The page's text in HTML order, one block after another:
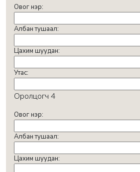
Овог нэр:
Албан тушаал:
Цахим шуудан:
Утас:
Оролцогч 4
Овог нэр:
Албан тушаал:
Цахим шуудан: